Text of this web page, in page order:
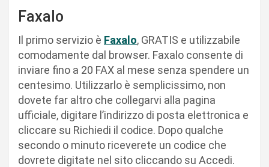
Faxalo
Il primo servizio è Faxalo, GRATIS e utilizzabile
comodamente dal browser. Faxalo consente di
inviare fino a 20 FAX al mese senza spendere un
centesimo. Utilizzarlo è semplicissimo, non
dovete far altro che collegarvi alla pagina
ufficiale, digitare l’indirizzo di posta elettronica e
cliccare su Richiedi il codice. Dopo qualche
secondo o minuto riceverete un codice che
dovrete digitate nel sito cliccando su Accedi.